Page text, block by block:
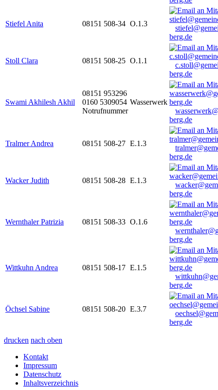
Stiefel Anita 08151 508-34 O.1.3
berg.de
Stoll Clara 08151 508-25 O.1.1
berg.de
Swami Akhilesh Akhil
08151 953296
0160 5309054
Notrufnummer
Wasserwerk
berg.de
Tralmer Andrea 08151 508-27 E.1.3
berg.de
Wacker Judith 08151 508-28 E.1.3
berg.de
Wernthaler Patrizia 08151 508-33 O.1.6
berg.de
Wittkuhn Andrea 08151 508-17 E.1.5
berg.de
Öchsel Sabine 08151 508-20 E.3.7
berg.de
drucken nach oben
Kontakt
Impressum
Datenschutz
Inhaltsverzeichnis